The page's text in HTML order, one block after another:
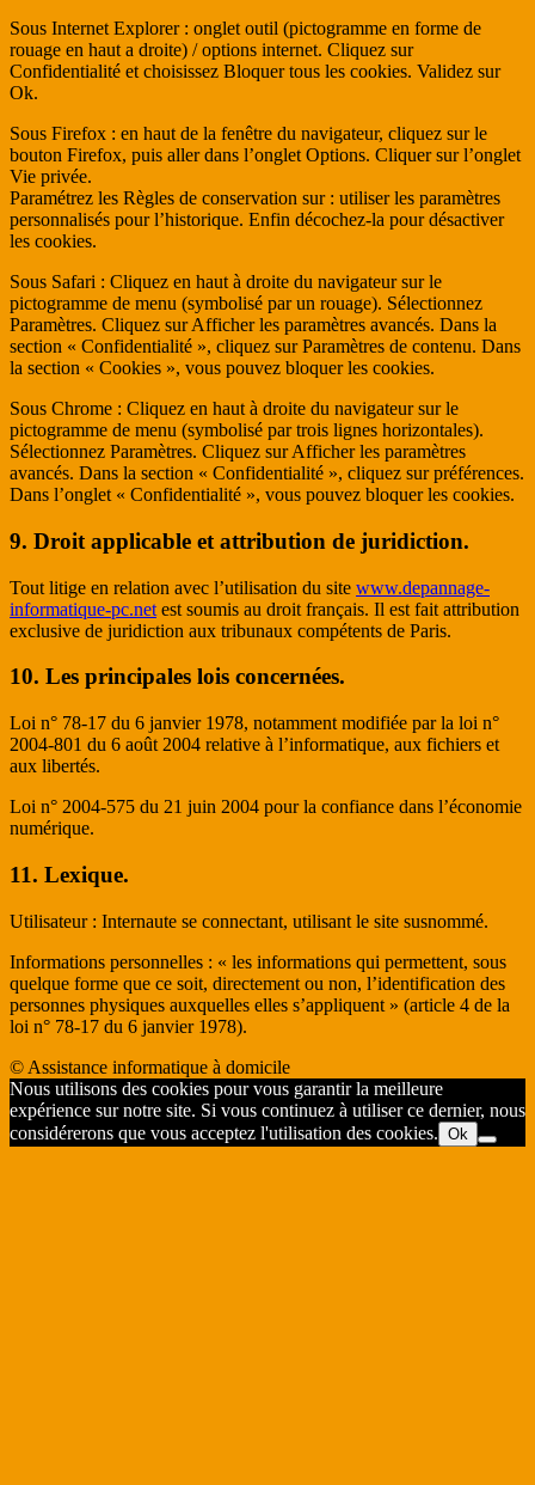
Sous Internet Explorer : onglet outil (pictogramme en forme de
rouage en haut a droite) / options internet. Cliquez sur
Confidentialité et choisissez Bloquer tous les cookies. Validez sur
Ok.
Sous Firefox : en haut de la fenêtre du navigateur, cliquez sur le
bouton Firefox, puis aller dans l’onglet Options. Cliquer sur l’onglet
Vie privée.
Paramétrez les Règles de conservation sur : utiliser les paramètres
personnalisés pour l’historique. Enfin décochez-la pour désactiver
les cookies.
Sous Safari : Cliquez en haut à droite du navigateur sur le
pictogramme de menu (symbolisé par un rouage). Sélectionnez
Paramètres. Cliquez sur Afficher les paramètres avancés. Dans la
section « Confidentialité », cliquez sur Paramètres de contenu. Dans
la section « Cookies », vous pouvez bloquer les cookies.
Sous Chrome : Cliquez en haut à droite du navigateur sur le
pictogramme de menu (symbolisé par trois lignes horizontales).
Sélectionnez Paramètres. Cliquez sur Afficher les paramètres
avancés. Dans la section « Confidentialité », cliquez sur préférences.
Dans l’onglet « Confidentialité », vous pouvez bloquer les cookies.
9. Droit applicable et attribution de juridiction.
Tout litige en relation avec l’utilisation du site www.depannage-
informatique-pc.net est soumis au droit français. Il est fait attribution
exclusive de juridiction aux tribunaux compétents de Paris.
10. Les principales lois concernées.
Loi n° 78-17 du 6 janvier 1978, notamment modifiée par la loi n°
2004-801 du 6 août 2004 relative à l’informatique, aux fichiers et
aux libertés.
Loi n° 2004-575 du 21 juin 2004 pour la confiance dans l’économie
numérique.
11. Lexique.
Utilisateur : Internaute se connectant, utilisant le site susnommé.
Informations personnelles : « les informations qui permettent, sous
quelque forme que ce soit, directement ou non, l’identification des
personnes physiques auxquelles elles s’appliquent » (article 4 de la
loi n° 78-17 du 6 janvier 1978).
© Assistance informatique à domicile
Nous utilisons des cookies pour vous garantir la meilleure
expérience sur notre site. Si vous continuez à utiliser ce dernier, nous
considérerons que vous acceptez l'utilisation des cookies. Ok